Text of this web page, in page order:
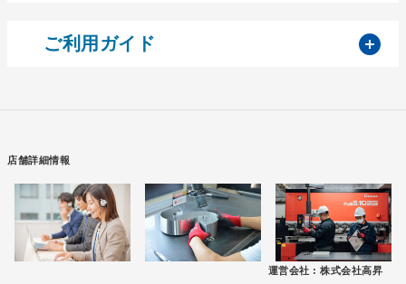
ご利用ガイド
店舗詳細情報
運営会社 : 株式会社高昇